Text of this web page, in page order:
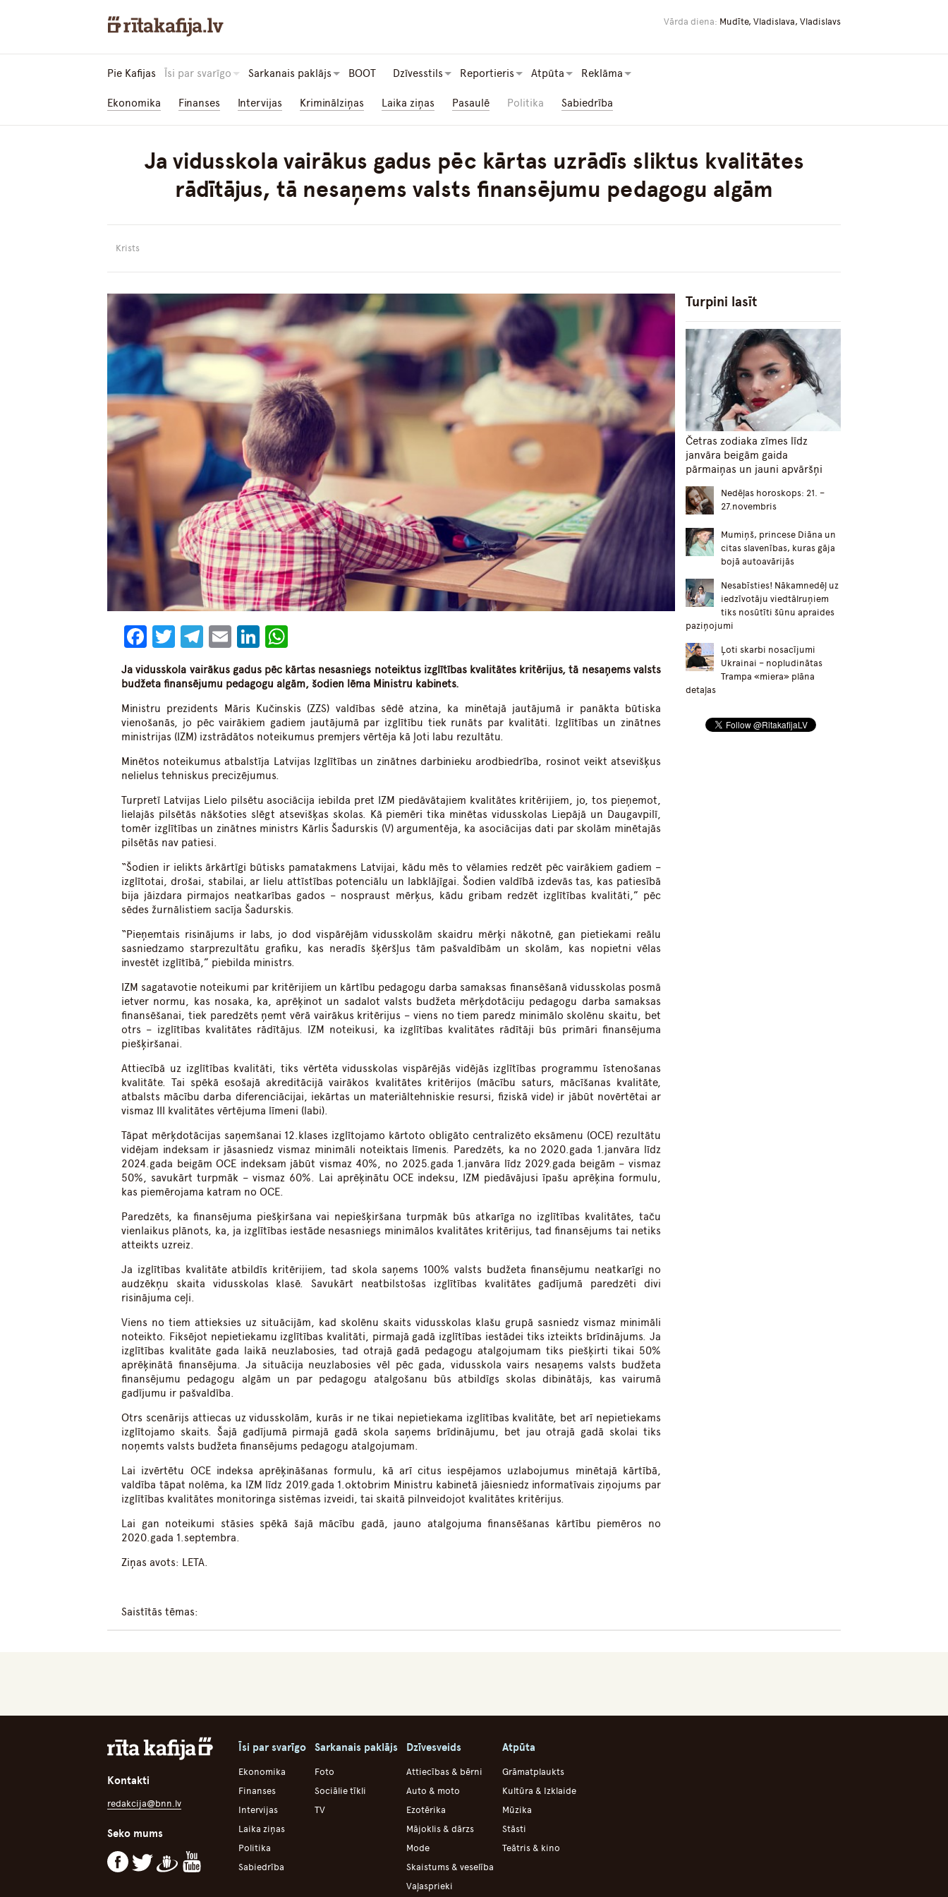
Vārda diena: Mudīte, Vladislava, Vladislavs
Pie Kafijas Īsi par svarīgo Sarkanais paklājs BOOT Dzīvesstils Reportieris Atpūta Reklāma
Ekonomika Finanses Intervijas Kriminālziņas Laika ziņas Pasaulē Politika Sabiedrība
Ja vidusskola vairākus gadus pēc kārtas uzrādīs sliktus kvalitātes
rādītājus, tā nesaņems valsts finansējumu pedagogu algām
Krists
Facebook
Twitter
Telegram
EmailLinkedIn
Ja vidusskola vairākus gadus pēc kārtas nesasniegs noteiktus izglītības kvalitātes kritērijus, tā nesaņems valsts
budžeta finansējumu pedagogu algām, šodien lēma Ministru kabinets.
Ministru prezidents Māris Kučinskis (ZZS) valdības sēdē atzina, ka minētajā jautājumā ir panākta būtiska
vienošanās, jo pēc vairākiem gadiem jautājumā par izglītību tiek runāts par kvalitāti. Izglītības un zinātnes
ministrijas (IZM) izstrādātos noteikumus premjers vērtēja kā ļoti labu rezultātu.
Minētos noteikumus atbalstīja Latvijas Izglītības un zinātnes darbinieku arodbiedrība, rosinot veikt atsevišķus
nelielus tehniskus precizējumus.
Turpretī Latvijas Lielo pilsētu asociācija iebilda pret IZM piedāvātajiem kvalitātes kritērijiem, jo, tos pieņemot,
lielajās pilsētās nākšoties slēgt atsevišķas skolas. Kā piemēri tika minētas vidusskolas Liepājā un Daugavpilī,
tomēr izglītības un zinātnes ministrs Kārlis Šadurskis (V) argumentēja, ka asociācijas dati par skolām minētajās
pilsētās nav patiesi.
“Šodien ir ielikts ārkārtīgi būtisks pamatakmens Latvijai, kādu mēs to vēlamies redzēt pēc vairākiem gadiem –
izglītotai, drošai, stabilai, ar lielu attīstības potenciālu un labklājīgai. Šodien valdībā izdevās tas, kas patiesībā
bija jāizdara pirmajos neatkarības gados – nospraust mērķus, kādu gribam redzēt izglītības kvalitāti,” pēc
sēdes žurnālistiem sacīja Šadurskis.
“Pieņemtais risinājums ir labs, jo dod vispārējām vidusskolām skaidru mērķi nākotnē, gan pietiekami reālu
sasniedzamo starprezultātu grafiku, kas neradīs šķēršļus tām pašvaldībām un skolām, kas nopietni vēlas
investēt izglītībā,” piebilda ministrs.
IZM sagatavotie noteikumi par kritērijiem un kārtību pedagogu darba samaksas finansēšanā vidusskolas posmā
ietver normu, kas nosaka, ka, aprēķinot un sadalot valsts budžeta mērķdotāciju pedagogu darba samaksas
finansēšanai, tiek paredzēts ņemt vērā vairākus kritērijus – viens no tiem paredz minimālo skolēnu skaitu, bet
otrs – izglītības kvalitātes rādītājus. IZM noteikusi, ka izglītības kvalitātes rādītāji būs primāri finansējuma
piešķiršanai.
Attiecībā uz izglītības kvalitāti, tiks vērtēta vidusskolas vispārējās vidējās izglītības programmu īstenošanas
kvalitāte. Tai spēkā esošajā akreditācijā vairākos kvalitātes kritērijos (mācību saturs, mācīšanas kvalitāte,
atbalsts mācību darba diferenciācijai, iekārtas un materiāltehniskie resursi, fiziskā vide) ir jābūt novērtētai ar
vismaz III kvalitātes vērtējuma līmeni (labi).
Tāpat mērķdotācijas saņemšanai 12.klases izglītojamo kārtoto obligāto centralizēto eksāmenu (OCE) rezultātu
vidējam indeksam ir jāsasniedz vismaz minimāli noteiktais līmenis. Paredzēts, ka no 2020.gada 1.janvāra līdz
2024.gada beigām OCE indeksam jābūt vismaz 40%, no 2025.gada 1.janvāra līdz 2029.gada beigām – vismaz
50%, savukārt turpmāk – vismaz 60%. Lai aprēķinātu OCE indeksu, IZM piedāvājusi īpašu aprēķina formulu,
kas piemērojama katram no OCE.
Paredzēts, ka finansējuma piešķiršana vai nepiešķiršana turpmāk būs atkarīga no izglītības kvalitātes, taču
vienlaikus plānots, ka, ja izglītības iestāde nesasniegs minimālos kvalitātes kritērijus, tad finansējums tai netiks
atteikts uzreiz.
Ja izglītības kvalitāte atbildīs kritērijiem, tad skola saņems 100% valsts budžeta finansējumu neatkarīgi no
audzēkņu skaita vidusskolas klasē. Savukārt neatbilstošas izglītības kvalitātes gadījumā paredzēti divi
risinājuma ceļi.
Viens no tiem attieksies uz situācijām, kad skolēnu skaits vidusskolas klašu grupā sasniedz vismaz minimāli
noteikto. Fiksējot nepietiekamu izglītības kvalitāti, pirmajā gadā izglītības iestādei tiks izteikts brīdinājums. Ja
izglītības kvalitāte gada laikā neuzlabosies, tad otrajā gadā pedagogu atalgojumam tiks piešķirti tikai 50%
aprēķinātā finansējuma. Ja situācija neuzlabosies vēl pēc gada, vidusskola vairs nesaņems valsts budžeta
finansējumu pedagogu algām un par pedagogu atalgošanu būs atbildīgs skolas dibinātājs, kas vairumā
gadījumu ir pašvaldība.
Otrs scenārijs attiecas uz vidusskolām, kurās ir ne tikai nepietiekama izglītības kvalitāte, bet arī nepietiekams
izglītojamo skaits. Šajā gadījumā pirmajā gadā skola saņems brīdinājumu, bet jau otrajā gadā skolai tiks
noņemts valsts budžeta finansējums pedagogu atalgojumam.
Lai izvērtētu OCE indeksa aprēķināšanas formulu, kā arī citus iespējamos uzlabojumus minētajā kārtībā,
valdība tāpat nolēma, ka IZM līdz 2019.gada 1.oktobrim Ministru kabinetā jāiesniedz informatīvais ziņojums par
izglītības kvalitātes monitoringa sistēmas izveidi, tai skaitā pilnveidojot kvalitātes kritērijus.
Lai gan noteikumi stāsies spēkā šajā mācību gadā, jauno atalgojuma finansēšanas kārtību piemēros no
2020.gada 1.septembra.
Ziņas avots: LETA.
Saistītās tēmas:
Turpini lasīt
Četras zodiaka zīmes līdz
janvāra beigām gaida
pārmaiņas un jauni apvāršņi
Nedēļas horoskops: 21. –
27.novembris
Mumiņš, princese Diāna un
citas slavenības, kuras gāja
bojā autoavārijās
Nesabīsties! Nākamnedēļ uz
iedzīvotāju viedtālruņiem
tiks nosūtīti šūnu apraides
paziņojumi
Ļoti skarbi nosacījumi
Ukrainai – nopludinātas
Trampa «miera» plāna
detaļas
Kontakti
redakcija@bnn.lv
Seko mums
Īsi par svarīgo
Ekonomika
Finanses
Intervijas
Laika ziņas
Politika
Sabiedrība
Sarkanais paklājs
Foto
Sociālie tīkli
TV
Dzīvesveids
Attiecības & bērni
Auto & moto
Ezotērika
Mājoklis & dārzs
Mode
Skaistums & veselība
Vaļasprieki
Atpūta
Grāmatplaukts
Kultūra & Izklaide
Mūzika
Stāsti
Teātris & kino